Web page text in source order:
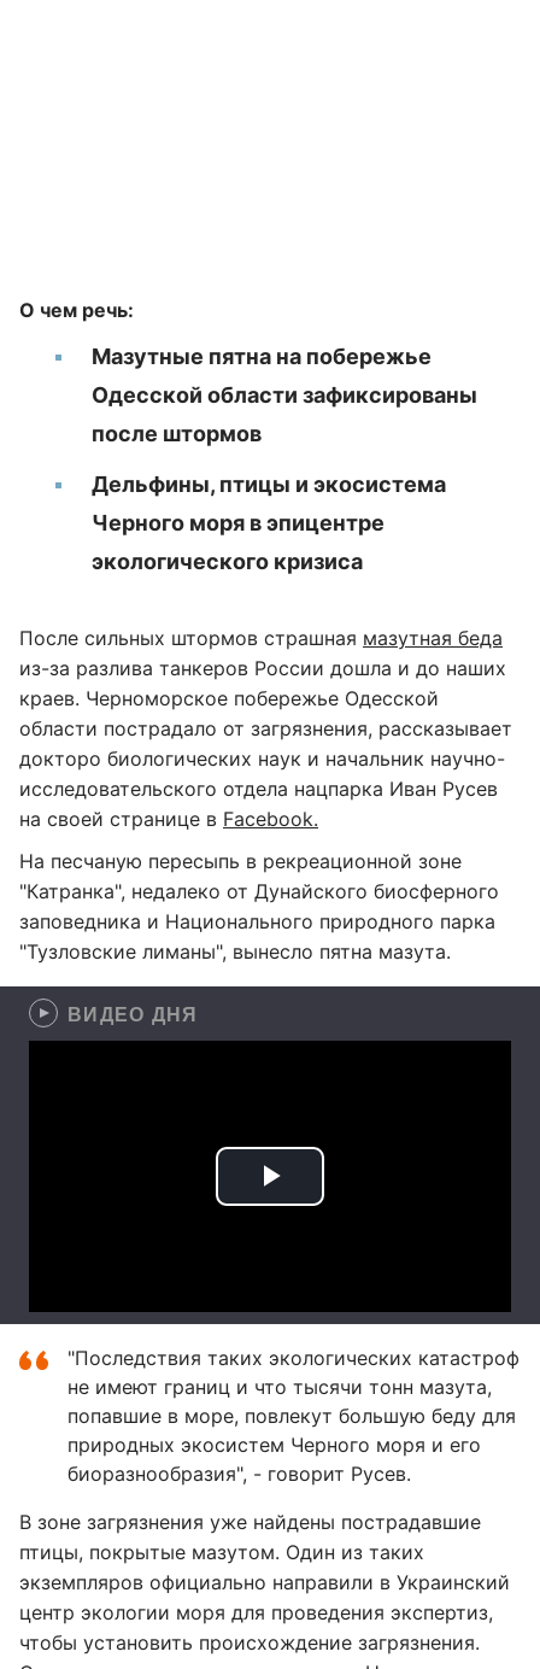
О чем речь:
Мазутные пятна на побережье
Одесской области зафиксированы
после штормов
Дельфины, птицы и экосистема
Черного моря в эпицентре
экологического кризиса
После сильных штормов страшная мазутная беда
из-за разлива танкеров России дошла и до наших
краев. Черноморское побережье Одесской
области пострадало от загрязнения, рассказывает
докторо биологических наук и начальник научно-
исследовательского отдела нацпарка Иван Русев
на своей странице в Facebook.
На песчаную пересыпь в рекреационной зоне
"Катранка", недалеко от Дунайского биосферного
заповедника и Национального природного парка
"Тузловские лиманы", вынесло пятна мазута.
ВИДЕО ДНЯ
"Последствия таких экологических катастроф
не имеют границ и что тысячи тонн мазута,
попавшие в море, повлекут большую беду для
природных экосистем Черного моря и его
биоразнообразия", - говорит Русев.
В зоне загрязнения уже найдены пострадавшие
птицы, покрытые мазутом. Один из таких
экземпляров официально направили в Украинский
центр экологии моря для проведения экспертиз,
чтобы установить происхождение загрязнения.